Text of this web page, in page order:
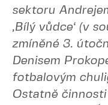
sektoru
‚Bílý vůdce‘ (v
zmíněné 3.
Denisem
fotbalovým
Ostatně